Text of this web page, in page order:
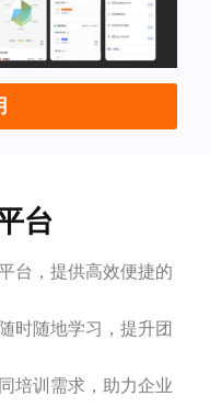
台
台，提供高效便捷的
时随地学习，提升团
培训需求，助力企业